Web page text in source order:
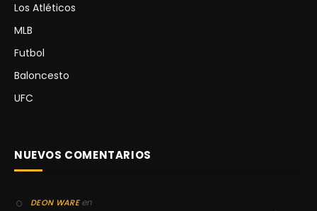
Los Atléticos
MLB
Futbol
Baloncesto
UFC
NUEVOS COMENTARIOS
DEON WAREen